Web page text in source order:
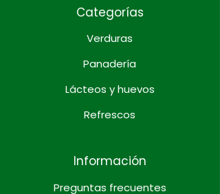
Categorías
Verduras
Panadería
Lácteos y huevos
Refrescos
Información
Preguntas frecuentes